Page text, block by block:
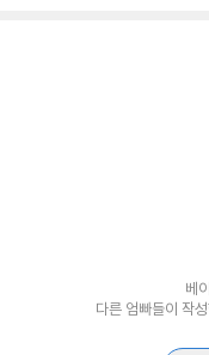
베
다른 엄빠들이 작